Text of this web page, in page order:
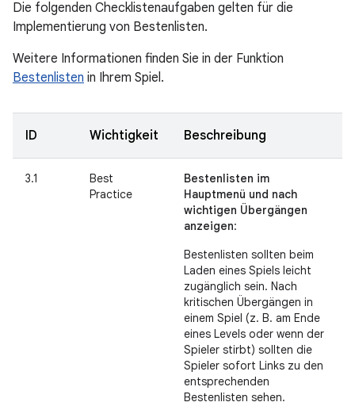
Die folgenden Checklistenaufgaben gelten für die
Implementierung von Bestenlisten.
Weitere Informationen finden Sie in der Funktion
Bestenlisten in Ihrem Spiel.
ID Wichtigkeit Beschreibung
3.1
Best
Practice
Bestenlisten im
Hauptmenü und nach
wichtigen Übergängen
anzeigen:
Bestenlisten sollten beim
Laden eines Spiels leicht
zugänglich sein. Nach
kritischen Übergängen in
einem Spiel (z. B. am Ende
eines Levels oder wenn der
Spieler stirbt) sollten die
Spieler sofort Links zu den
entsprechenden
Bestenlisten sehen.